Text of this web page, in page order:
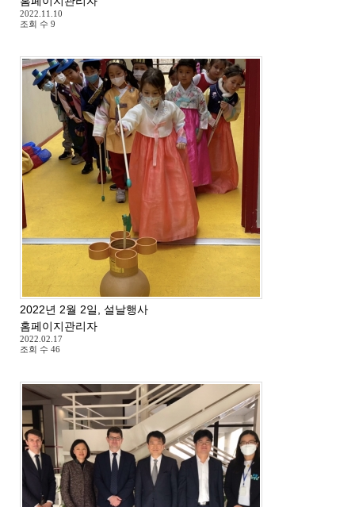
2022.11.10
조회 수 9
2022년 2월 2일, 설날행사
홈페이지관리자
2022.02.17
조회 수 46